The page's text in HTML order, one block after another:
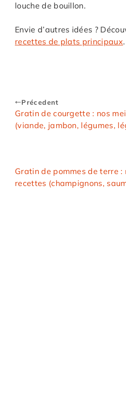
louche de bouillon.
Envie d’autres idées ?
recettes de plats principaux.
Précedent
Gratin de courgette : nos
(viande, jambon, légumes,
Gratin de pommes de terre :
recettes (champignons,